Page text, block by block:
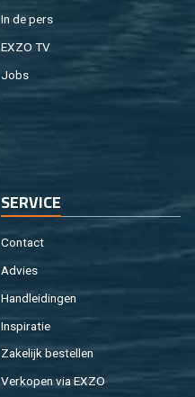
In de pers
EXZO TV
Jobs
SER­VI­CE
Con­tact
Ad­vies
Hand­lei­din­gen
In­spi­ra­tie
Za­ke­lijk be­stel­len
Ver­ko­pen via EXZO